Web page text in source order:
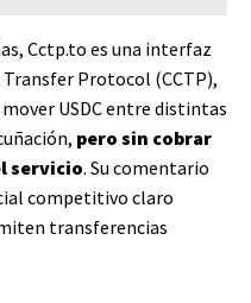
Cctp.to es una interfaz
Protocol (CCTP),
USDC entre distintas
pero sin cobrar
servicio. Su comentario
competitivo claro
transferencias